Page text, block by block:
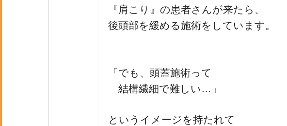
『肩こり』の患者さんが来たら、
後頭部を緩める施術をしています。
「でも、頭蓋施術って
結構繊細で難しい…」
というイメージを持たれて